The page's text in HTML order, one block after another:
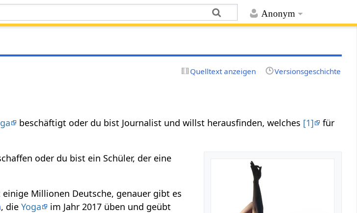
Anonym
Quelltext anzeigen Versionsgeschichte
beschäftigt oder du bist Journalist und willst herausfinden, welches [1]
für
oder du bist ein Schüler, der eine
Millionen Deutsche, genauer gibt es
, dieYoga
im Jahr 2017 üben und geübt